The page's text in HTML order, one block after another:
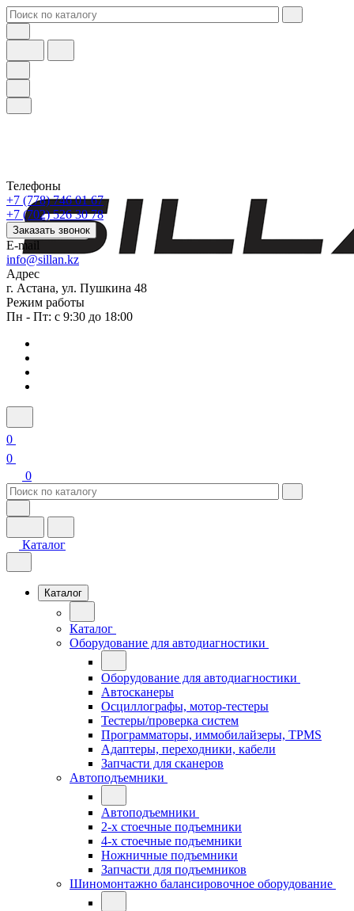
Телефоны
+7 (778) 746 01 67
+7 (702) 526 30 78
Заказать звонок
E-mail
info@sillan.kz
Адрес
г. Астана, ул. Пушкина 48
Режим работы
Пн - Пт: с 9:30 до 18:00
0
0
0
Каталог
Каталог
Каталог
Оборудование для автодиагностики
Оборудование для автодиагностики
Автосканеры
Осциллографы, мотор-тестеры
Тестеры/проверка систем
Программаторы, иммобилайзеры, TPMS
Адаптеры, переходники, кабели
Запчасти для сканеров
Автоподъемники
Автоподъемники
2-х стоечные подъемники
4-х стоечные подъемники
Ножничные подъемники
Запчасти для подъемников
Шиномонтажно балансировочное оборудование